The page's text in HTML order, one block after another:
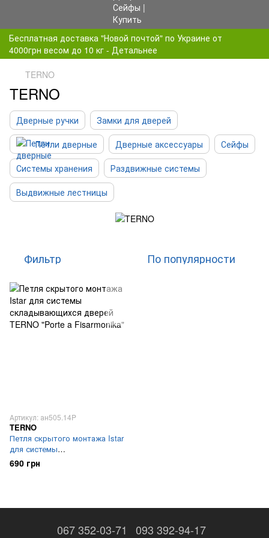
Бесплатная доставка "Новой почтой" по Украине от
4000грн весом до 10 кг - Детальнее
TERNO
TERNO
Дверные ручки
Замки для дверей
Петли дверные
Дверные аксессуары
Сейфы
Системы хранения
Раздвижные системы
Выдвижные лестницы
Фильтр По популярности
Артикул: ан505.14P
TERNO
Петля скрытого монтажа Istar
для системы
складывающихся дверей
TERNO "Porte a Fisarmonika"
690 грн
067 352-03-71 093 392-94-17